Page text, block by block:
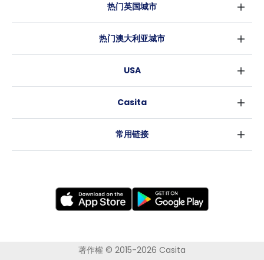
热门英国城市
伦敦
爱丁堡
利兹
考文垂
莱斯特
纽卡斯尔
热门澳大利亚城市
布里斯班
阿德莱德
USA
洛杉矶
Casita
常用链接
著作權 © 2015-2026 Casita